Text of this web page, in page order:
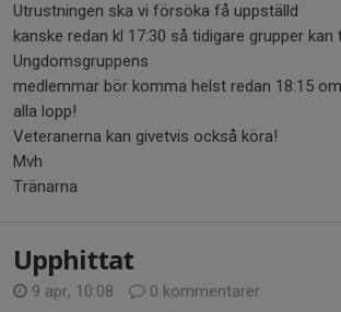
Utrustningen ska vi försöka få uppställd
kanske redan kl 17:30 så tidigare grupper kan
Ungdomsgruppens
medlemmar bör komma helst redan 18:15
alla lopp!
Veteranerna kan givetvis också köra!
Mvh
Tränarna
Upphittat
9 apr, 10:08
0 kommentarer